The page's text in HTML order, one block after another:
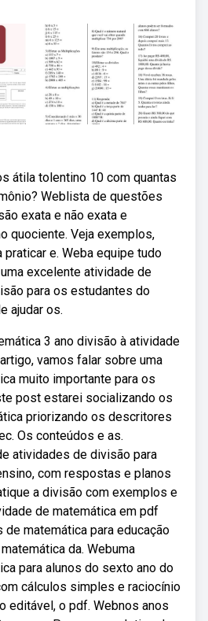
átila tolentino 10 com quantas
Weblista de questões
exata e não exata e
quociente. Veja exemplos,
e. Weba equipe tudo
excelente atividade de
para os estudantes do
ajudar os.
3 ano divisão à atividade
vamos falar sobre uma
muito importante para os
post estarei socializando os
priorizando os descritores
Os conteúdos e as.
atividades de divisão para
com respostas e planos
a divisão com exemplos e
de matemática em pdf
de matemática para educação
da. Webuma
para alunos do sexto ano do
cálculos simples e raciocínio
editável, o pdf. Webnos anos